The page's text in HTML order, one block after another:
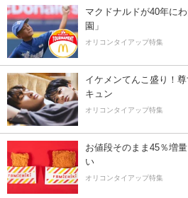
マクドナルドが40年に
園」
オリコンタイアップ特集
イケメンてんこ盛り！
キュン
オリコンタイアップ特集
お値段そのまま45％増
い
オリコンタイアップ特集